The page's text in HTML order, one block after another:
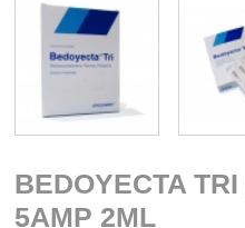
BEDOYECTA
5AMP 2ML